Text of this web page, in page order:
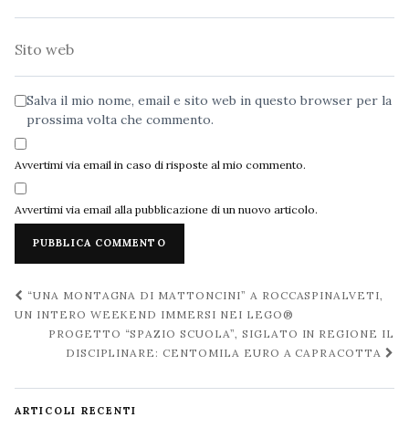
Salva il mio nome, email e sito web in questo browser per la
prossima volta che commento.
Avvertimi via email in caso di risposte al mio commento.
Avvertimi via email alla pubblicazione di un nuovo articolo.
Navigazione
post
“UNA MONTAGNA DI MATTONCINI” A ROCCASPINALVETI,
UN INTERO WEEKEND IMMERSI NEI LEGO®
PROGETTO “SPAZIO SCUOLA”, SIGLATO IN REGIONE IL
DISCIPLINARE: CENTOMILA EURO A CAPRACOTTA
ARTICOLI RECENTI